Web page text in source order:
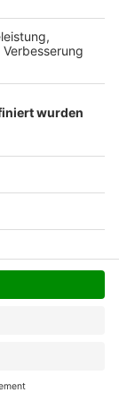
SSL-
wenn